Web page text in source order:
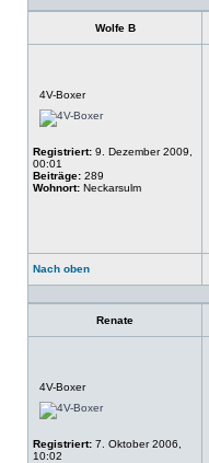
Wolfe B
4V-Boxer
Registriert: 9. Dezember 2009,
00:01
Beiträge: 289
Wohnort: Neckarsulm
Nach oben
Renate
4V-Boxer
Registriert: 7. Oktober 2006,
10:02